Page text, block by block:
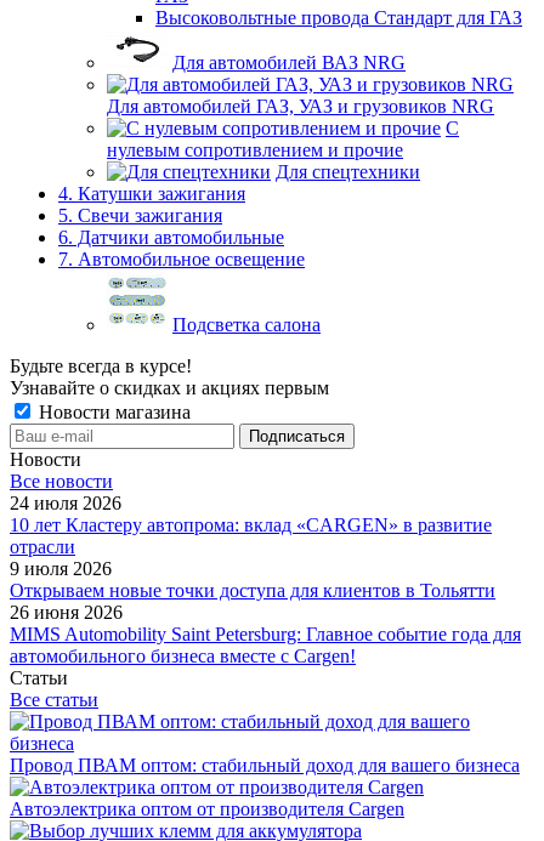
Высоковольтные провода Стандарт для ГАЗ
Для автомобилей ВАЗ NRG
Для автомобилей ГАЗ, УАЗ и грузовиков NRG
С
нулевым сопротивлением и прочие
Для спецтехники
4. Катушки зажигания
5. Свечи зажигания
6. Датчики автомобильные
7. Автомобильное освещение
Подсветка салона
Будьте всегда в курсе!
Узнавайте о скидках и акциях первым
Новости магазина
Новости
Все новости
24 июля 2026
10 лет Кластеру автопрома: вклад «CARGEN» в развитие
отрасли
9 июля 2026
Открываем новые точки доступа для клиентов в Тольятти
26 июня 2026
MIMS Automobility Saint Petersburg: Главное событие года для
автомобильного бизнеса вместе с Cargen!
Статьи
Все статьи
Провод ПВАМ оптом: стабильный доход для вашего бизнеса
Автоэлектрика оптом от производителя Cargen